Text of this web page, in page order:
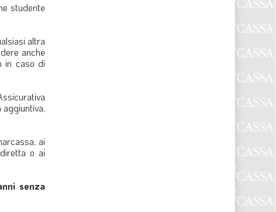
studente
altra
anche
in caso di
ai
o ai
senza